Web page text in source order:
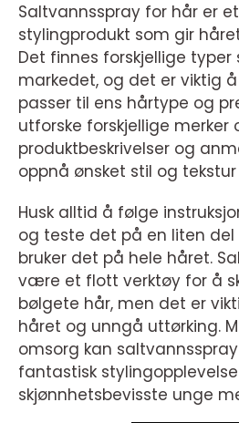
Saltvannsspray for hår er
stylingprodukt som gir
Det finnes forskjellige
markedet, og det er viktig
passer til ens hårtype og
utforske forskjellige merker
produktbeskrivelser og
oppnå ønsket stil og
Husk alltid å følge
og teste det på en liten
bruker det på hele håret.
være et flott verktøy for å
bølgete hår, men det er
håret og unngå uttørking.
omsorg kan
fantastisk
skjønnhetsbevisste unge